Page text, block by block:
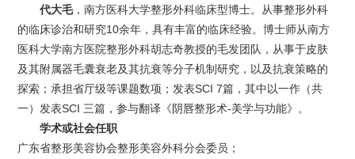
代大毛，南方医科大学整形外科临床型博士。从事整形外科
的临床诊治和研究10余年，具有丰富的临床经验。博士师从南方
医科大学南方医院整形外科胡志奇教授的毛发团队，从事于皮肤
及其附属器毛囊衰老及其抗衰等分子机制研究，以及抗衰策略的
探索；承担省厅级等课题数项；发表SCI 7篇，其中以一作（共
一）发表SCI 三篇，参与翻译《阴唇整形术-美学与功能》。
学术或社会任职
广东省整形美容协会整形美容外科分会委员；